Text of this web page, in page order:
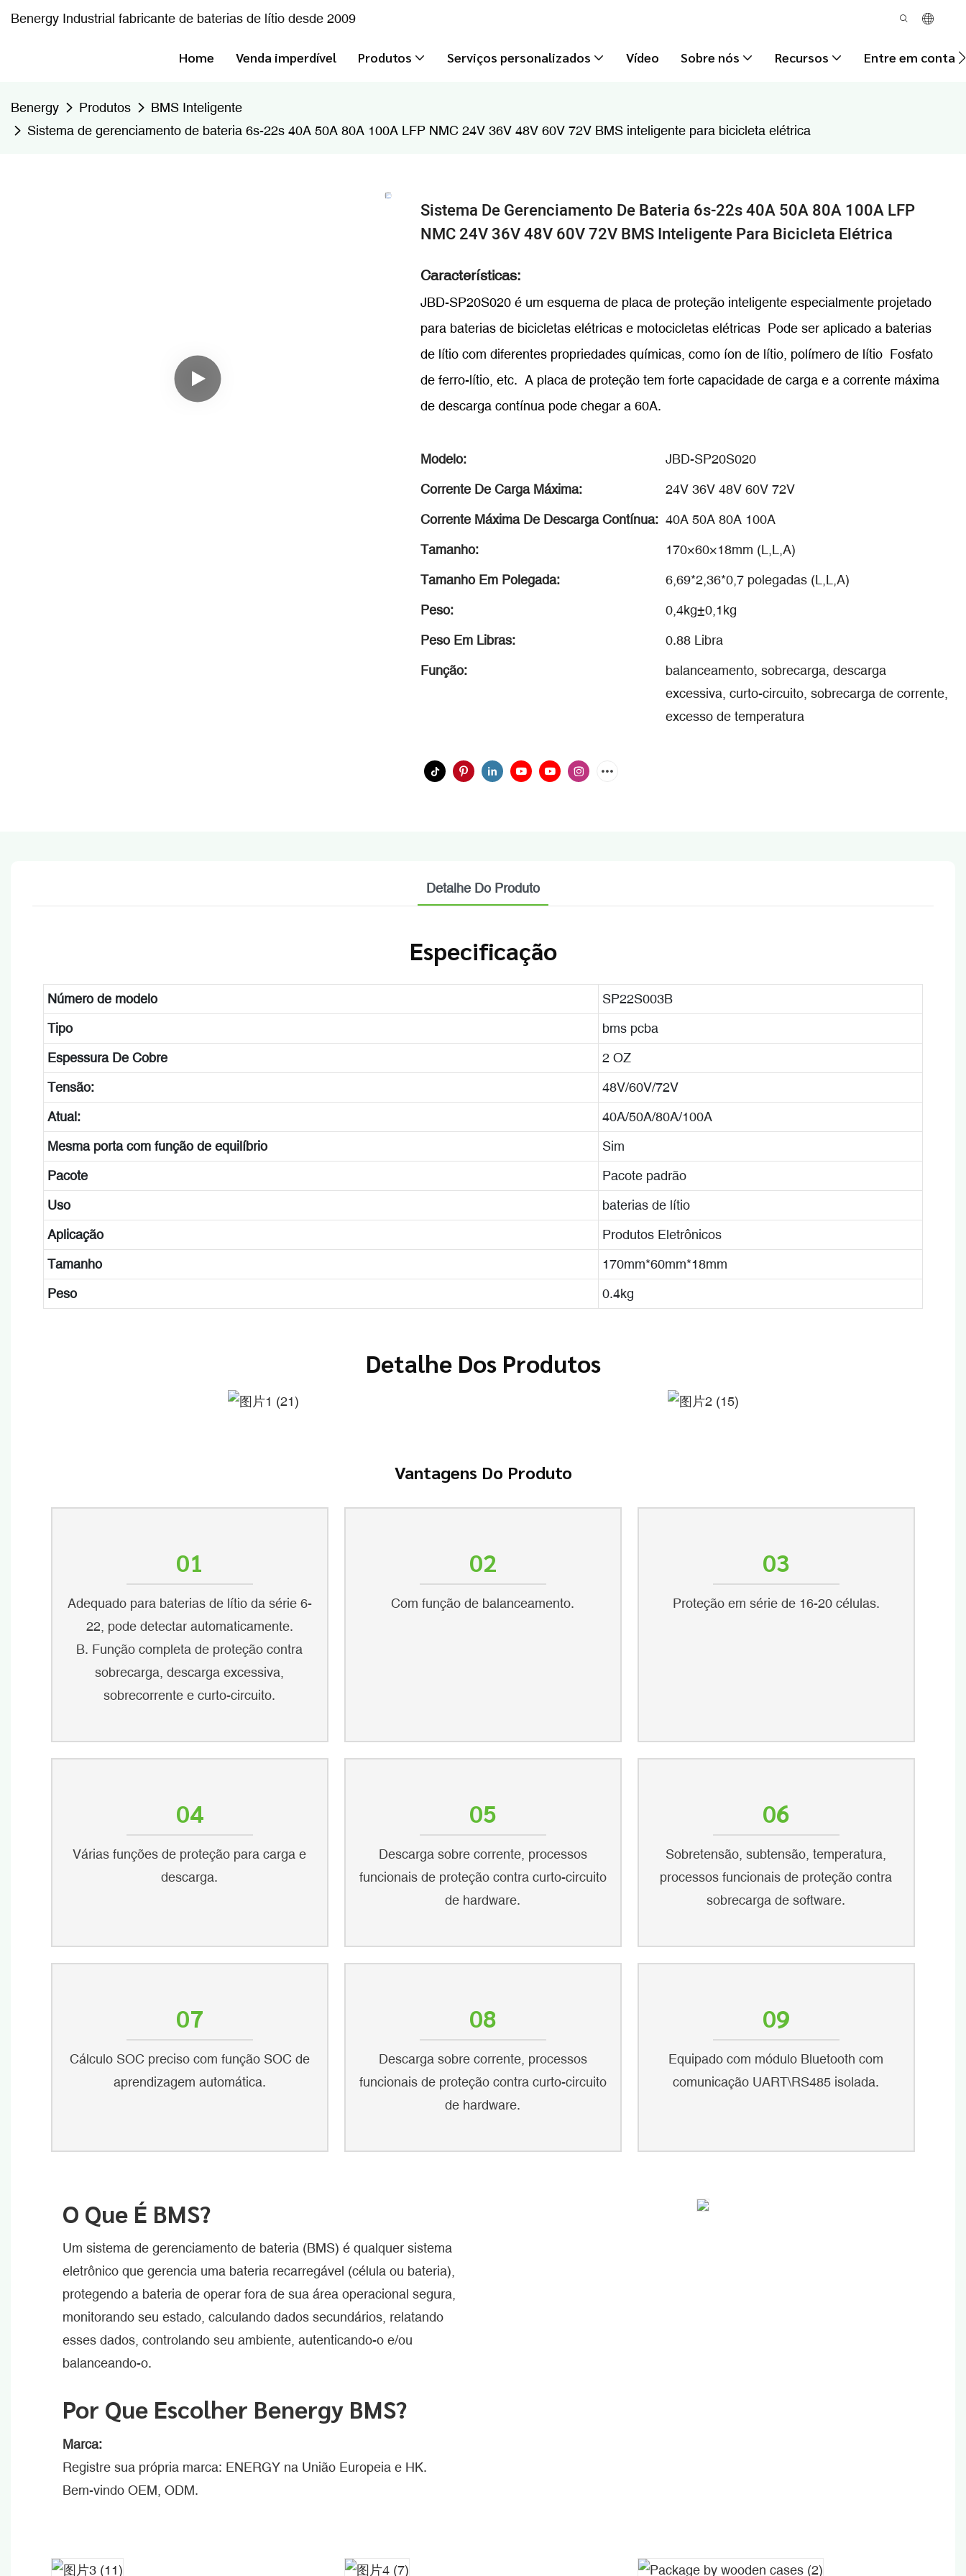
Benergy Industrial fabricante de baterias de lítio desde 2009
Home Venda imperdível Produtos Serviços personalizados Vídeo Sobre nós Recursos Entre em
Benergy Produtos
BMS Inteligente
Sistema de gerenciamento de bateria 6s-22s 40A 50A 80A 100A LFP NMC 24V 36V 48V 60V 72V BMS inteligente para bicicleta elétrica
Sistema De Gerenciamento De Bateria 6s-22s 40A 50A 80A 100A LFP
NMC 24V 36V 48V 60V 72V BMS Inteligente Para Bicicleta Elétrica
Características:
JBD-SP20S020 é um esquema de placa de proteção inteligente especialmente projetado
para baterias de bicicletas elétricas e motocicletas elétricas Pode ser aplicado a baterias
de lítio com diferentes propriedades químicas, como íon de lítio, polímero de lítio Fosfato
de ferro-lítio, etc. A placa de proteção tem forte capacidade de carga e a corrente máxima
de descarga contínua pode chegar a 60A.
Modelo:
JBD-SP20S020
Corrente De Carga Máxima:
24V 36V 48V 60V 72V
Corrente Máxima De Descarga Contínua: 40A 50A 80A 100A
Tamanho:
170×60×18mm (L,L,A)
Tamanho Em Polegada:
6,69*2,36*0,7 polegadas (L,L,A)
Peso:
0,4kg±0,1kg
Peso Em Libras:
0.88 Libra
Função:
balanceamento, sobrecarga, descarga
excessiva, curto-circuito, sobrecarga de corrente,
excesso de temperatura
Detalhe Do Produto
Especificação
Número de modelo
SP22S003B
Tipo
bms pcba
Espessura De Cobre
2 OZ
Tensão:
48V/60V/72V
Atual:
40A/50A/80A/100A
Mesma porta com função de equilíbrio
Sim
Pacote
Pacote padrão
Uso
baterias de lítio
Aplicação
Produtos Eletrônicos
Tamanho
170mm*60mm*18mm
Peso
0.4kg
Detalhe Dos Produtos
Vantagens Do Produto
01
Adequado para baterias de lítio da série 6-
22, pode detectar automaticamente.
B. Função completa de proteção contra
sobrecarga, descarga excessiva,
sobrecorrente e curto-circuito.
02
Com função de balanceamento.
03
Proteção em série de 16-20 células.
04
Várias funções de proteção para carga e
descarga.
05
Descarga sobre corrente, processos
funcionais de proteção contra curto-circuito
de hardware.
06
Sobretensão, subtensão, temperatura,
processos funcionais de proteção contra
sobrecarga de software.
07
Cálculo SOC preciso com função SOC de
aprendizagem automática.
08
Descarga sobre corrente, processos
funcionais de proteção contra curto-circuito
de hardware.
09
Equipado com módulo Bluetooth com
comunicação UART\RS485 isolada.
O Que É BMS?
Um sistema de gerenciamento de bateria (BMS) é qualquer sistema
eletrônico que gerencia uma bateria recarregável (célula ou bateria),
protegendo a bateria de operar fora de sua área operacional segura,
monitorando seu estado, calculando dados secundários, relatando
esses dados, controlando seu ambiente, autenticando-o e/ou
balanceando-o.
Por Que Escolher Benergy BMS?
Marca:
Registre sua própria marca: ENERGY na União Europeia e HK.
Bem-vindo OEM, ODM.